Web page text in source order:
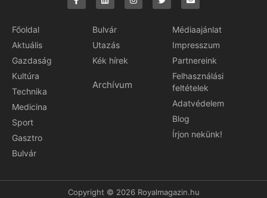
Főoldal
Aktuális
Gazdaság
Kultúra
Technika
Medicina
Sport
Gasztro
Bulvár
Bulvár
Utazás
Kék hírek
Archívum
Médiaajánlat
Impresszum
Partnereink
Felhasználási
feltételek
Adatvédelem
Blog
Írjon nekünk!
Copyright © 2026 Royalmagazin.hu